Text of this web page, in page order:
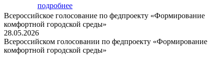
подробнее
Всероссийское голосование по федпроекту «Формирование
комфортной городской среды»
28.05.2026
Всероссийском голосовании по федпроекту «Формирование
комфортной городской среды»